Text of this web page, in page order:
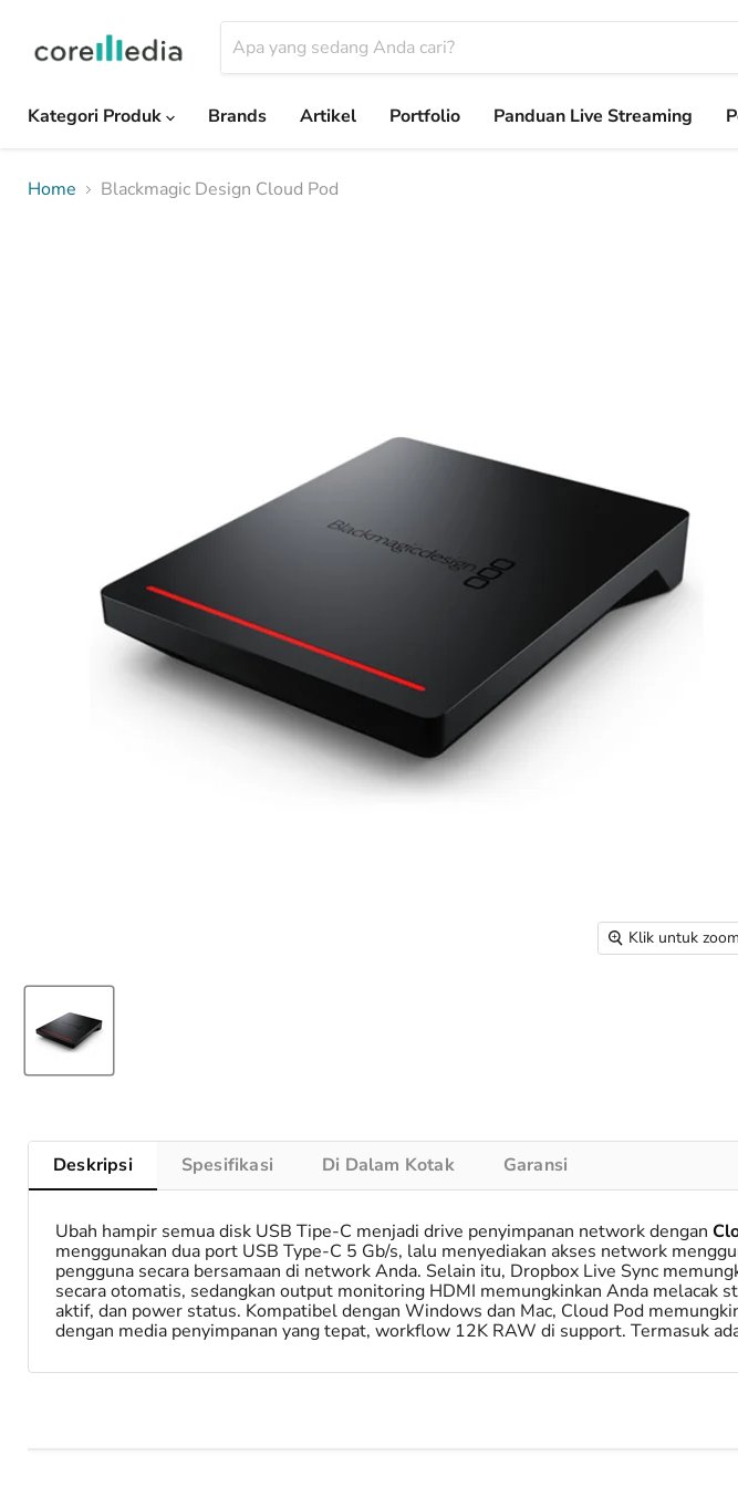
Kategori Produk
Brands Artikel Portfolio Panduan Live Streaming
Home Blackmagic Design Cloud Pod
Klik untuk zoom
Deskripsi Spesifikasi Di Dalam Kotak Garansi
Ubah hampir semua disk USB Tipe-C menjadi drive penyimpanan network dengan
menggunakan dua port USB Type-C 5 Gb/s, lalu menyediakan akses network
pengguna secara bersamaan di network Anda. Selain itu, Dropbox Live Sync
secara otomatis, sedangkan output monitoring HDMI memungkinkan Anda melacak
aktif, dan power status. Kompatibel dengan Windows dan Mac, Cloud Pod
dengan media penyimpanan yang tepat, workflow 12K RAW di support. Termasuk